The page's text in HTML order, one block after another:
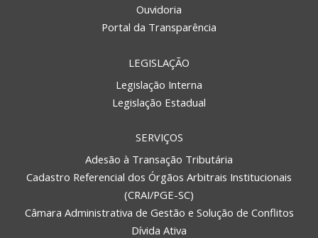
Ouvidoria
Portal da Transparência
LEGISLAÇÃO
Legislação Interna
Legislação Estadual
SERVIÇOS
Adesão à Transação Tributária
Cadastro Referencial dos Órgãos Arbitrais Institucionais
(CRAI/PGE-SC)
Câmara Administrativa de Gestão e Solução de Conflitos
Dívida Ativa